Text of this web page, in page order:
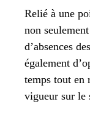
Relié à une
non
d’absences
également
temps tout en
vigueur sur le